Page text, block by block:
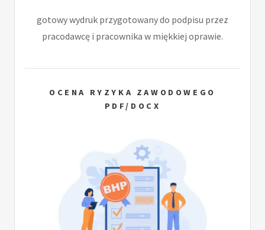
gotowy wydruk przygotowany do podpisu przez
pracodawcę i pracownika w miękkiej oprawie.
OCENA RYZYKA ZAWODOWEGO
PDF/DOCX